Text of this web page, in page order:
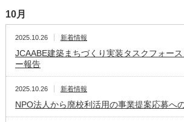
10月
2025.10.26 新着情報
JCAABE建築まちづくり実装タスクフォー
ー報告
2025.10.26 新着情報
NPO法人から廃校利活用の事業提案応募へ